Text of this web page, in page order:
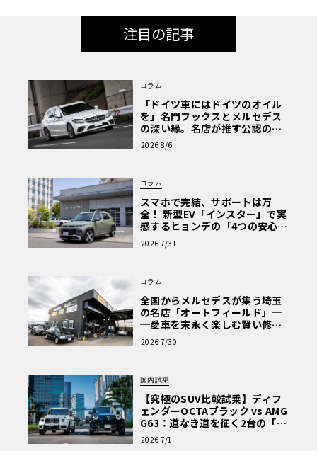
注目の記事
コラム
「ドイツ車にはドイツのオイル
を」名門フックスとメルセデス
の深い縁。名店が推す公認の安
心と、Cクラスで味わうシルキー
な走り〈PR〉
2026 8/6
コラム
スマホで完結、サポートは万
全！ 新型EV「インスター」で実
感するヒョンデの「4つの安心」
【第1回・ヒョンデ6つの疑問：
Why? Hyundai?】〈PR〉
2026 7/31
コラム
全国からメルセデスが集う埼玉
の名店「オートフィールド」─
─愛車を末永く楽しむ賢い修理
術と、プロがフックス製オイル
を選ぶ理由〈PR〉
2026 7/30
国内試乗
【究極のSUV比較試乗】ディフ
ェンダーOCTAブラック vs AMG
G63：道なき道を征く2台の「対
極的アプローチ」
2026 7/1